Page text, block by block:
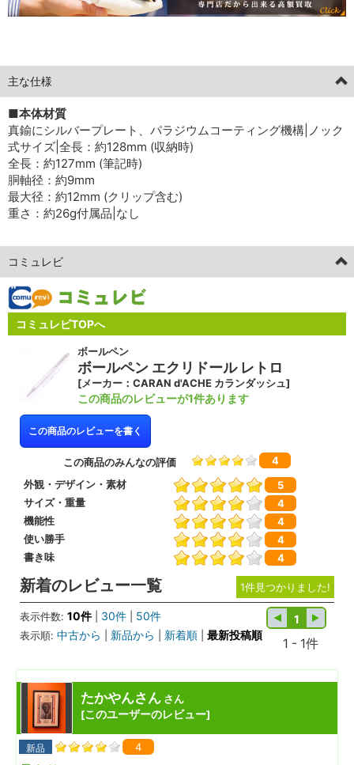
主な仕様
■本体材質
真鍮にシルバープレート、パラジウムコーティング機構|ノック
式サイズ|全長：約128mm (収納時)
全長：約127mm (筆記時)
胴軸径：約9mm
最大径：約12mm (クリップ含む)
重さ：約26g付属品|なし
コミュレビ
コミュレビTOPへ
ボールペン
ボールペン エクリドール レトロ
[メーカー：CARAN d'ACHE カランダッシュ]
この商品のレビューが1件あります
この商品のレビューを書く
この商品のみんなの評価
4
外観・デザイン・素材
5
サイズ・重量
4
機能性
4
使い勝手
4
書き味
4
新着のレビュー一覧 1件見つかりました!
表示件数: 10件| 30件 50件
表示順: 中古から 新品から 新着順 最新投稿順
1
1 - 1件
たかやんさん さん
[このユーザーのレビュー]
新品 4